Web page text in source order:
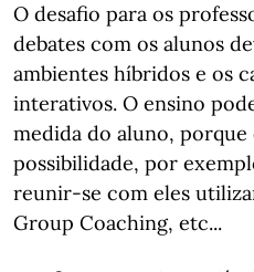
O desafio para os
debates com os alunos
ambientes híbridos e os
interativos. O ensino
medida do aluno,
possibilidade, por
reunir-se com eles
Group Coaching, etc...